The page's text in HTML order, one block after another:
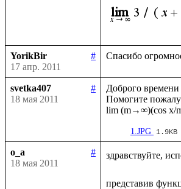
YorikBir
#
17 апр. 2011
svetka407
#
18 мая 2011
Доброго времени
Помогите
1.JPG 1.9KB
o_a
#
18 мая 2011
здравствуйте,
представив